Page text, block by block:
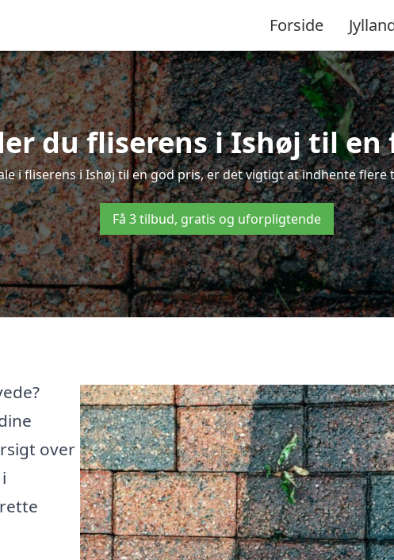
Forside
du fliserens i Ishøj til
i fliserens i Ishøj til en god pris, er det vigtigt at indhente
Få 3 tilbud, gratis og uforpligtende
over